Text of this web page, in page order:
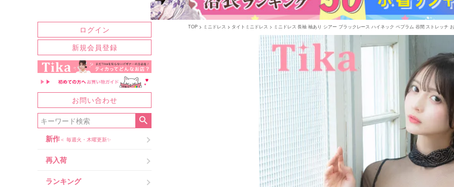
ログイン
新規会員登録
お問い合わせ
新作＜ 毎週火・木曜更新✨
再入荷
ランキング
TOP ミニドレス タイトミニドレス ミニドレス 長袖 袖あり シアー ブラックレース ハイネック ペプラム 谷間 ストレッ